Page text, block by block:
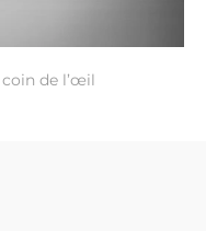
de l’œil